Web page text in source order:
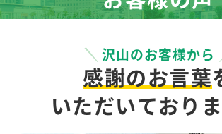
沢山のお客様から
感謝のお言葉
いただいており